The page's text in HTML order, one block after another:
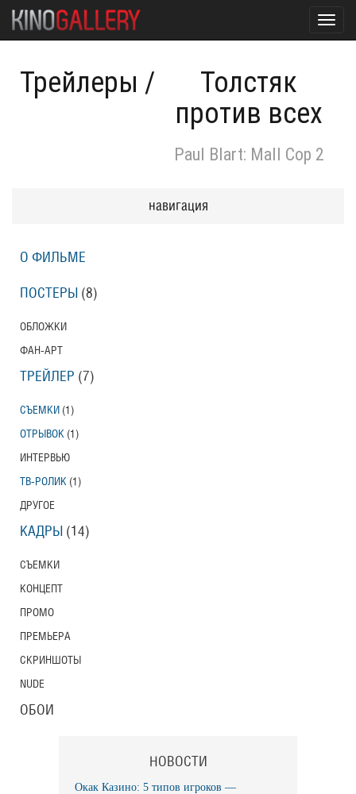
Трейлеры /
Толстяк
против всех
Paul Blart: Mall Cop 2
навигация
О ФИЛЬМЕ
ПОСТЕРЫ (8)
ОБЛОЖКИ
ФАН-АРТ
ТРЕЙЛЕР (7)
СЪЕМКИ (1)
ОТРЫВОК (1)
ИНТЕРВЬЮ
ТВ-РОЛИК (1)
ДРУГОЕ
КАДРЫ (14)
СЪЕМКИ
КОНЦЕПТ
ПРОМО
ПРЕМЬЕРА
СКРИНШОТЫ
NUDE
ОБОИ
НОВОСТИ
Окак Казино: 5 типов игроков —